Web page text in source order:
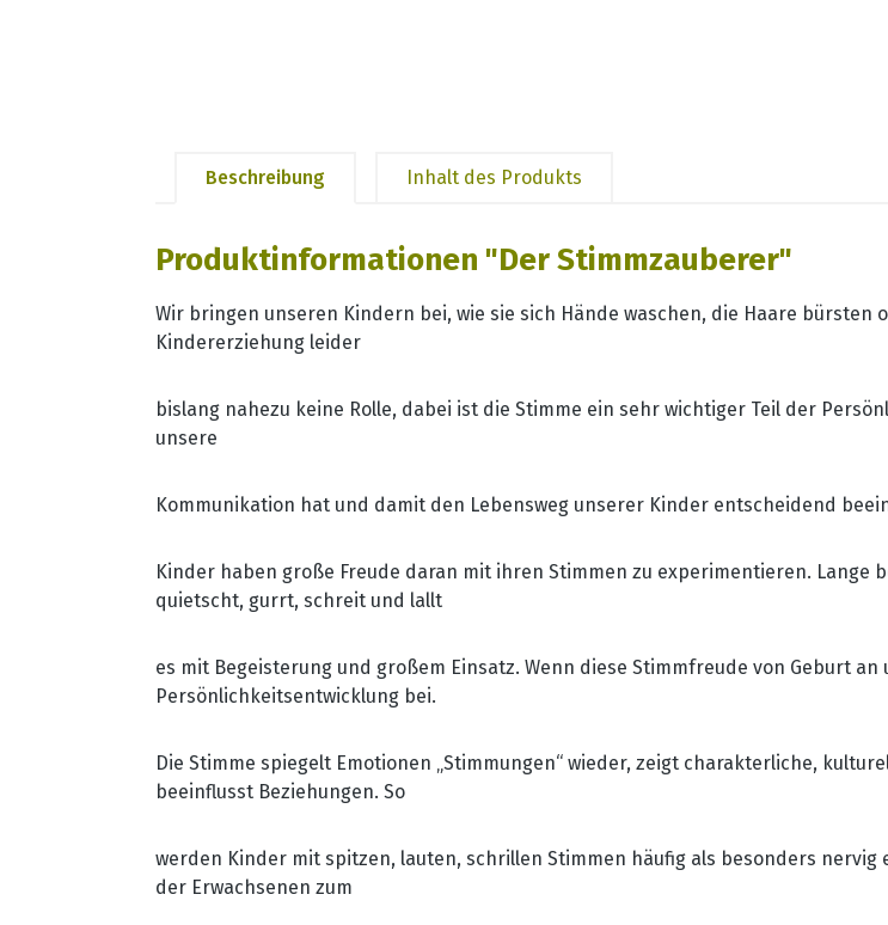
Beschreibung Inhalt des Produkts
Produktinformationen "Der Stimmzauberer"
Wir bringen unseren Kindern bei, wie sie sich Hände waschen, die Haare
Kindererziehung leider
bislang nahezu keine Rolle, dabei ist die Stimme ein sehr wichtiger Teil der
unsere
Kommunikation hat und damit den Lebensweg unserer Kinder entscheidend
Kinder haben große Freude daran mit ihren Stimmen zu experimentieren. Lange
quietscht, gurrt, schreit und lallt
es mit Begeisterung und großem Einsatz. Wenn diese Stimmfreude von Geburt
Persönlichkeitsentwicklung bei.
Die Stimme spiegelt Emotionen „Stimmungen“ wieder, zeigt charakterliche,
beeinflusst Beziehungen. So
werden Kinder mit spitzen, lauten, schrillen Stimmen häufig als besonders
der Erwachsenen zum